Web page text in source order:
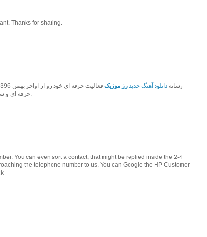
Thanks for sharing.
رسانه دانلود آهنگ جدید رز موزیک
حرفه ای و سئو حرفه ای به بهترین رسانه موزیک کشور تبدیل شود.
You can even sort a contact, that might be replied inside the 2-4
the telephone number to us. You can Google the HP Customer